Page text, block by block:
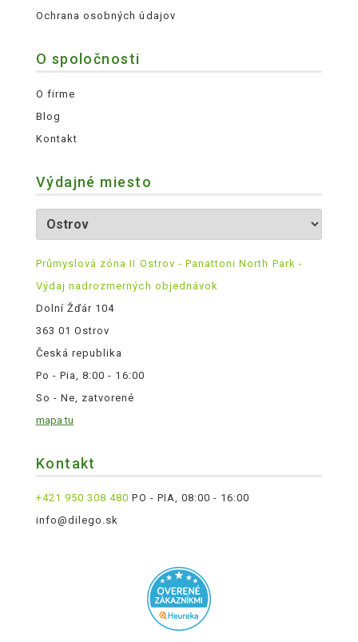
Ochrana osobných údajov
O spoločnosti
O firme
Blog
Kontakt
Výdajné miesto
Průmyslová zóna II Ostrov - Panattoni North Park -
Výdaj nadrozmerných objednávok
Dolní Žďár 104
363 01 Ostrov
Česká republika
Po - Pia, 8:00 - 16:00
So - Ne, zatvorené
mapa tu
Kontakt
+421 950 308 480 PO - PIA, 08:00 - 16:00
info@dilego.sk